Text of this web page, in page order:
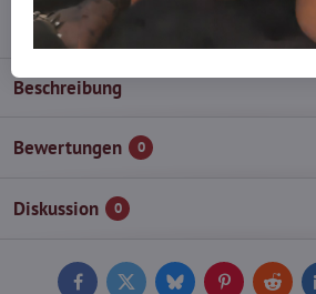
info​@everlady​.eu
Beschreibung
Bewertungen 0
Diskussion 0
FacebookTwitterBlueskyPinterestReddit